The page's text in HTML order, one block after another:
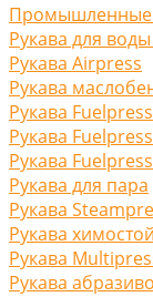
Промышленные
Рукава для
Рукава Airpress
Рукава
Рукава Fuelpress
Рукава
Рукава
Рукава для пара
Рукава
Рукава
Рукава
Рукава